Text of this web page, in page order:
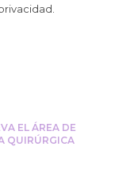
EL ÁREA DE
QUIRÚRGICA